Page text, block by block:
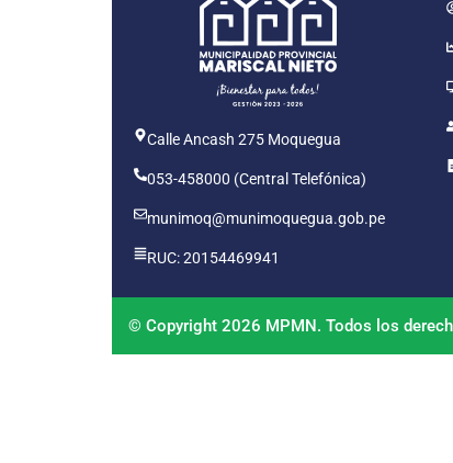
Calle Ancash 275 Moquegua
053-458000 (Central Telefónica)
munimoq@munimoquegua.gob.pe
RUC: 20154469941
© Copyright 2026 MPMN. Todos los